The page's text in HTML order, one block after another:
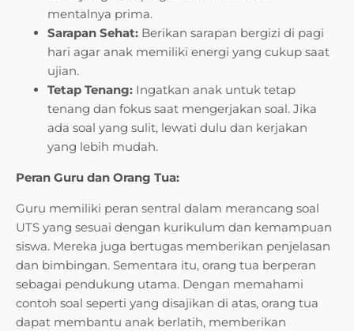
mentalnya prima.
Sarapan Sehat: Berikan sarapan bergizi di pagi
hari agar anak memiliki energi yang cukup saat
ujian.
Tetap Tenang: Ingatkan anak untuk tetap
tenang dan fokus saat mengerjakan soal. Jika
ada soal yang sulit, lewati dulu dan kerjakan
yang lebih mudah.
Peran Guru dan Orang Tua:
Guru memiliki peran sentral dalam merancang soal
UTS yang sesuai dengan kurikulum dan kemampuan
siswa. Mereka juga bertugas memberikan penjelasan
dan bimbingan. Sementara itu, orang tua berperan
sebagai pendukung utama. Dengan memahami
contoh soal seperti yang disajikan di atas, orang tua
dapat membantu anak berlatih, memberikan